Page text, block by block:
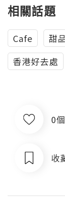
相關話題
Cafe 甜
香港好去處
0
收